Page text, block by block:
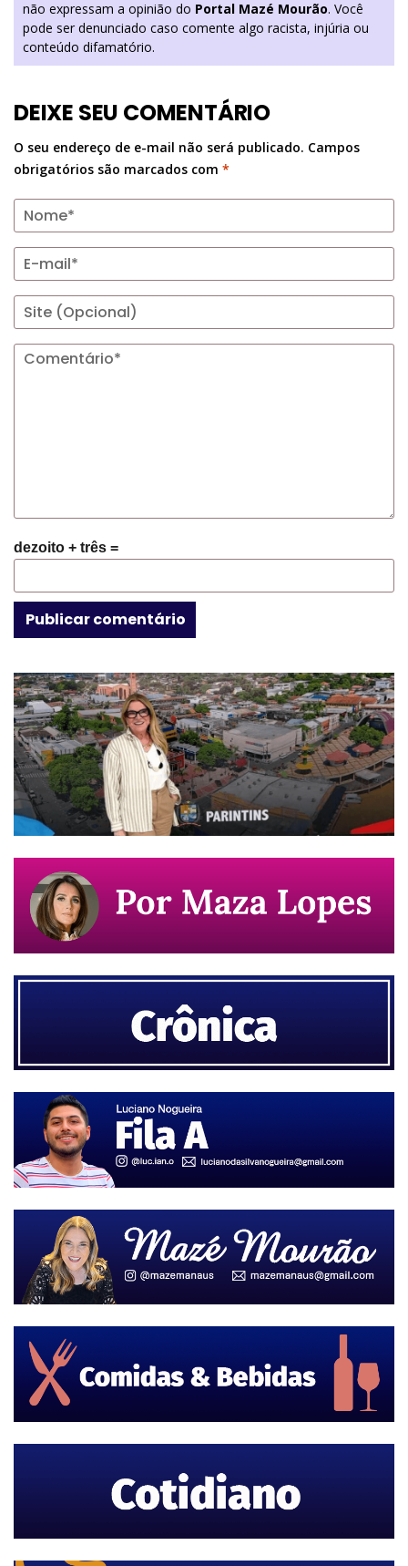
não expressam a opinião do Portal Mazé Mourão. Você
pode ser denunciado caso comente algo racista, injúria ou
conteúdo difamatório.
DEIXE SEU COMENTÁRIO
O seu endereço de e-mail não será publicado. Campos
obrigatórios são marcados com *
dezoito + três =